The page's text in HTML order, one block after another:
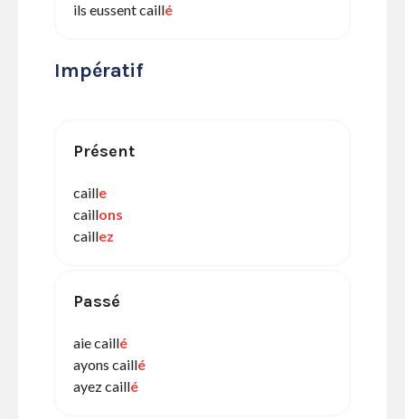
ils eussent caillé
Impératif
Présent
caille
caillons
caillez
Passé
aie caillé
ayons caillé
ayez caillé